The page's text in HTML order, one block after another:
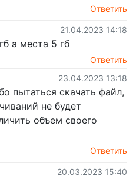
Ответить
21.04.2023 14:18
а места 5 гб
Ответить
23.04.2023 13:18
пытаться скачать файл,
не будет
объем своего
Ответить
20.03.2023 15:40